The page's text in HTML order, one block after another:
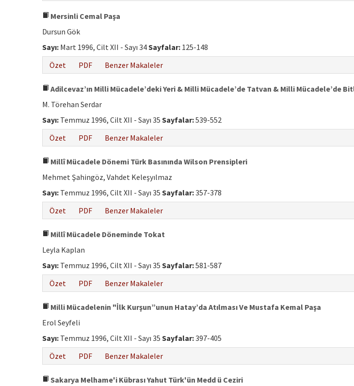
Mersinli Cemal Paşa
Dursun Gök
Sayı: Mart 1996, Cilt XII - Sayı 34Sayfalar: 125-148
Özet
PDF Benzer Makaleler
Adilcevaz’ın Milli Mücadele’deki Yeri & Milli Mücadele’de Tatvan & Milli Mücadele’de
M. Törehan Serdar
Sayı: Temmuz 1996, Cilt XII - Sayı 35 Sayfalar:539-552
Özet
PDF Benzer Makaleler
Millî Mücadele Dönemi Türk Basınında Wilson Prensipleri
Mehmet Şahingöz, Vahdet Keleşyılmaz
Sayı: Temmuz 1996, Cilt XII - Sayı 35 Sayfalar:357-378
Özet
PDF Benzer Makaleler
Millî Mücadele Döneminde Tokat
Leyla Kaplan
Sayı: Temmuz 1996, Cilt XII - Sayı 35 Sayfalar:581-587
Özet
PDF Benzer Makaleler
Milli Mücadelenin "İlk Kurşun”unun Hatay’da Atılması Ve Mustafa Kemal Paşa
Erol Seyfeli
Sayı: Temmuz 1996, Cilt XII - Sayı 35 Sayfalar:397-405
Özet
PDF Benzer Makaleler
Sakarya Melhame'i Kübrası Yahut Türk'ün Medd ü Ceziri